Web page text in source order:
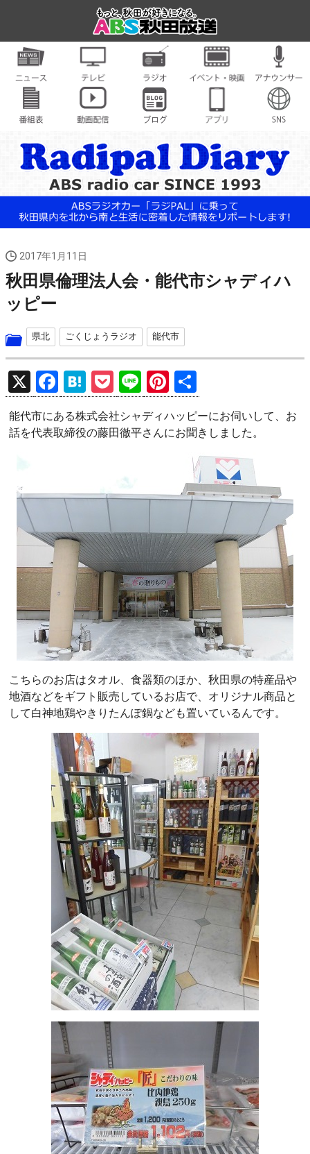
2017年1月11日
秋田県倫理法人会・能代市シャディハ
ッピー
県北 ごくじょうラジオ 能代市
X
F
a
ce
o
k
H
at
e
P
o
ck
Li
n
e
Pi
nt
er
有
能代市にある株式会社シャディハッピーにお伺いして、お
話を代表取締役の藤田徹平さんにお聞きしました。
こちらのお店はタオル、食器類のほか、秋田県の特産品や
地酒などをギフト販売しているお店で、オリジナル商品と
して白神地鶏やきりたんぽ鍋なども置いているんです。